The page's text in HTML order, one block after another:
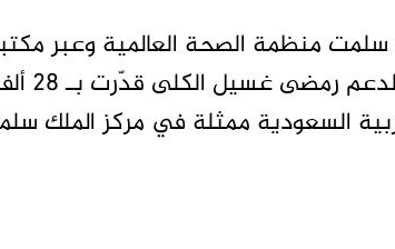
منظمة الصحة العالمية وعبر
السعودية ممثلة في مركز الملك